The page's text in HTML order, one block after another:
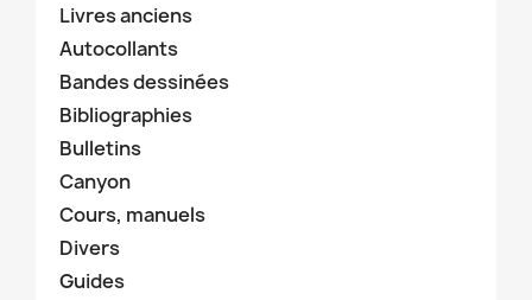
Livres anciens
Autocollants
Bandes dessinées
Bibliographies
Bulletins
Canyon
Cours, manuels
Divers
Guides